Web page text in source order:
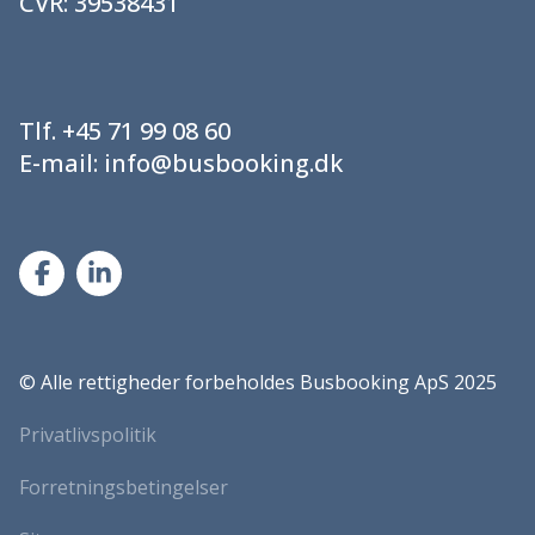
Tlf. +45 71 99 08 60
E-mail: info@busbooking.dk
© Alle rettigheder forbeholdes Busbooking ApS 2025
Privatlivspolitik
Forretningsbetingelser